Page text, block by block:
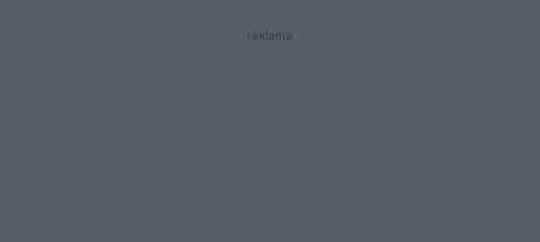
reklama